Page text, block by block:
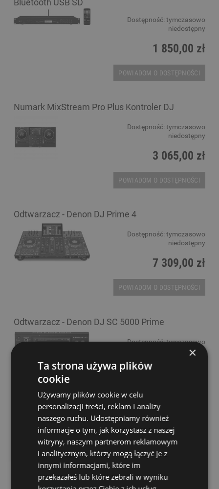
Bluetooth USB SD
Dostępność: tymczasowo
niedostępny
1 850,00 zł
POWIADOM O DOSTĘPNOŚCI
Numark MixStream Pro Plus Kontroler DJ
Dostępność: tymczasowo
niedostępny
3 065,00 zł
POWIADOM O DOSTĘPNOŚCI
Odtwarzacz - Denon DJ Prime 4
Dostępność: tymczasowo
niedostępny
7 309,00 zł
POWIADOM O DOSTĘPNOŚCI
Odtwarzacz - Denon DJ SC 5000 Prime
Dostępność:tymczasowo
niedostępny
POWIADOM O DOSTĘPNOŚCI
Odtwarzacz - Denon DJ SC 5000M Prime
Dostępność:
×
Ta strona używa plików
cookie
Używamy plików cookie w celu
personalizacji treści, reklam i analizy
naszego ruchu. Udostępniamy również
informacje o tym, jak korzystasz z naszej
witryny, naszym partnerom reklamowym
i analitycznym, którzy mogą łączyć je z
innymi informacjami, które im
przekazałeś lub które zebrali w wyniku